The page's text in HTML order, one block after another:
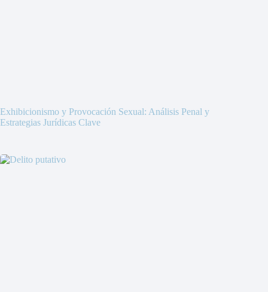
Exhibicionismo y Provocación Sexual: Análisis Penal y
Estrategias Jurídicas Clave